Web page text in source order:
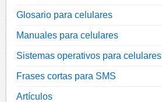
Glosario para celulares
Manuales para celulares
Sistemas operativos para celulares
Frases cortas para SMS
Artículos